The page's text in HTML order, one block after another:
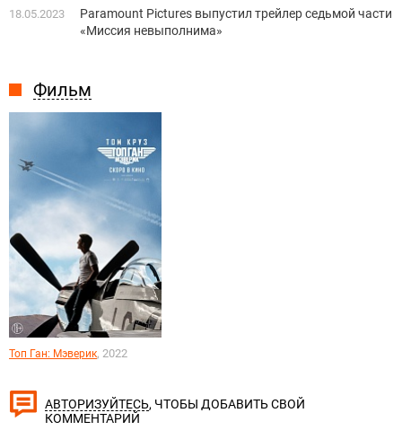
Фильм
Топ Ган: Мэверик, 2022
18.05.2023
Paramount Pictures выпустил трейлер седьмой части
«Миссия невыполнима»
АВТОРИЗУЙТЕСЬ, ЧТОБЫ ДОБАВИТЬ СВОЙ
КОММЕНТАРИЙ